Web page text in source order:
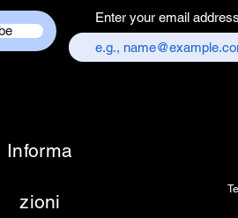
Enter your email address
Informa
zioni